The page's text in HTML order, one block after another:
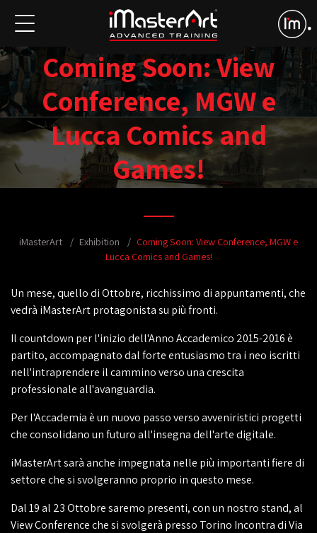
Coming Soon: View
Conference, MGW e
Lucca Comics and
Games!
iMasterArt Exhibition
Coming Soon: View Conference, MGW e
Lucca Comics and Games!
Un mese, quello di Ottobre, ricchissimo di appuntamenti, che
vedrà iMasterArt protagonista su più fronti.
Il countdown per l'inizio dell'Anno Accademico 2015-2016 è
partito, accompagnato dal forte entusiasmo tra i neo iscritti
nell'intraprendere il cammino verso una crescita
professionale all'avanguardia.
Per l'Accademia è un nuovo passo verso avveniristici progetti
che consolidano un futuro all'insegna dell'arte digitale.
iMasterArt sarà anche impegnata nelle più importanti fiere di
settore che si svolgeranno proprio in questo mese.
Dal 19 al 23 Ottobre saremo presenti, con un nostro stand, al
View Conference che si svolgerà presso Torino Incontra di Via